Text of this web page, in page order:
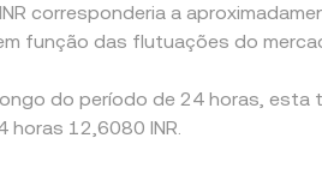
corresponderia a
função das flutuações do
do período de 24 horas,
horas 12,6080 INR.